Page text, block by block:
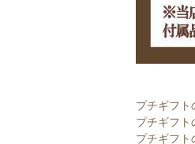
プチギフト
プチギフト
プチギフト